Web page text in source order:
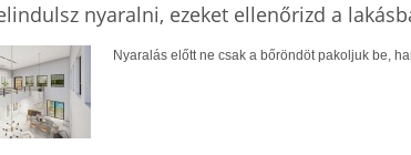
nyaralni, ezeket ellenőrizd a
Nyaralás előtt ne csak a bőröndöt pakoljuk be,